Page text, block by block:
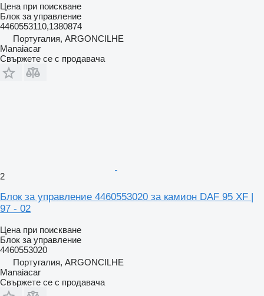
Цена при поискване
Блок за управление
4460553110,1380874
Португалия, ARGONCILHE
Manaiacar
Свържете се с продавача
2
Блок за управление 4460553020 за камион DAF 95 XF |
97 - 02
Цена при поискване
Блок за управление
4460553020
Португалия, ARGONCILHE
Manaiacar
Свържете се с продавача